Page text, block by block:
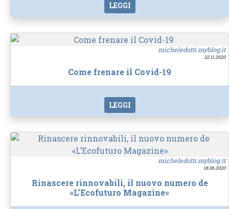
LEGGI
micheledotti.myblog.it
22.11.2020
Come frenare il Covid-19
LEGGI
micheledotti.myblog.it
18.06.2020
Rinascere rinnovabili, il nuovo numero de
«L’Ecofuturo Magazine»